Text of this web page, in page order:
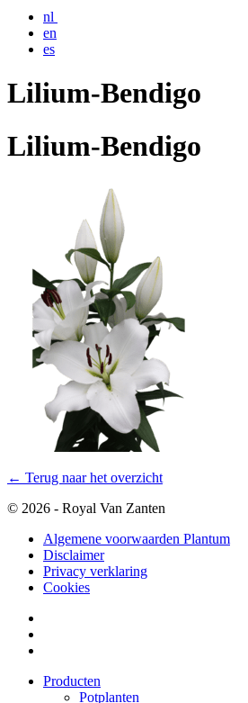
nl
en
es
Lilium-Bendigo
Lilium-Bendigo
← Terug naar het overzicht
© 2026 - Royal Van Zanten
Algemene voorwaarden Plantum
Disclaimer
Privacy verklaring
Cookies
Producten
Potplanten